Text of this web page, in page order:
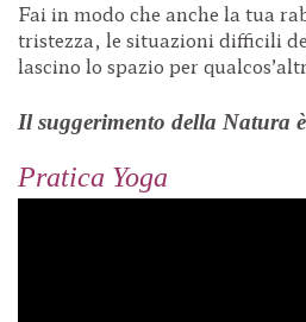
Fai in modo che anche la tua
tristezza, le situazioni difficili
lascino lo spazio per
Il suggerimento della Natura
Pratica Yoga